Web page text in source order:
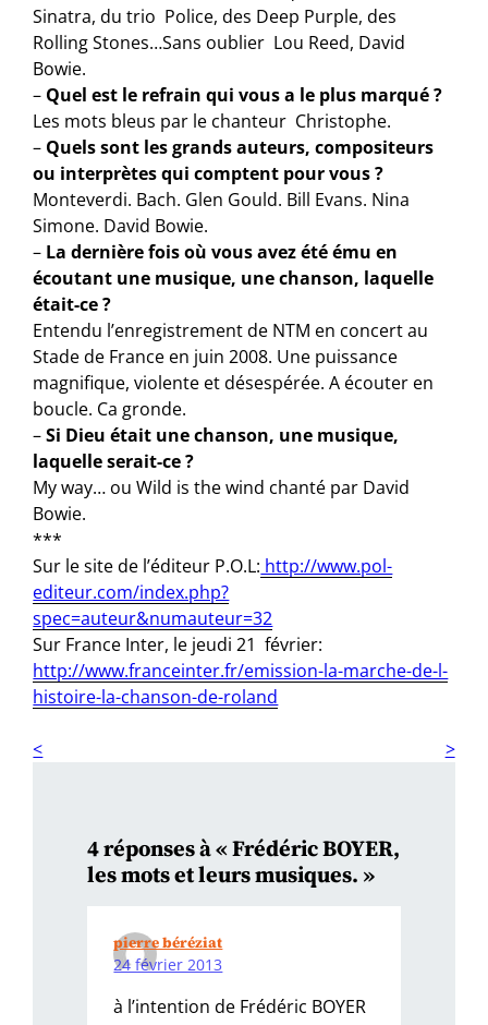
Sinatra, du trio Police, des Deep Purple, des
Rolling Stones…Sans oublier Lou Reed, David
Bowie.
– Quel est le refrain qui vous a le plus marqué ?
Les mots bleus par le chanteur Christophe.
– Quels sont les grands auteurs, compositeurs
ou interprètes qui comptent pour vous ?
Monteverdi. Bach. Glen Gould. Bill Evans. Nina
Simone. David Bowie.
– La dernière fois où vous avez été ému en
écoutant une musique, une chanson, laquelle
était-ce ?
Entendu l’enregistrement de NTM en concert au
Stade de France en juin 2008. Une puissance
magnifique, violente et désespérée. A écouter en
boucle. Ca gronde.
–Si Dieu était une chanson, une musique,
laquelle serait-ce ?
My way… ou Wild is the wind chanté par David
Bowie.
***
Sur le site de l’éditeur P.O.L: http://www.pol-
editeur.com/index.php?
spec=auteur&numauteur=32
Sur France Inter, le jeudi 21 février:
http://www.franceinter.fr/emission-la-marche-de-l-
histoire-la-chanson-de-roland
4 réponses à « Frédéric BOYER,
les mots et leurs musiques. »
pierre béréziat
24 février 2013
à l’intention de Frédéric BOYER